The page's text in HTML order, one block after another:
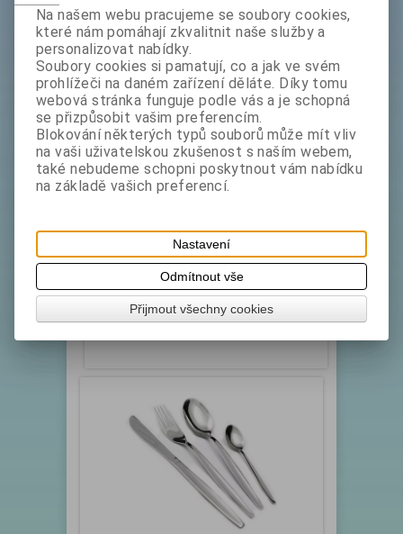
Nůž příbor LENKA B-6 ks
Katalogové číslo:
2002220-06
Skladem exp: 1
Ekonomická linie. Vhodné pro běžné každodenní
použití. Doporučujeme pro školní, závodní
stravování, ale i ...
bez DPH:
ks
Na našem webu pracujeme se soubory cookies,
které nám pomáhají zkvalitnit naše služby a
personalizovat nabídky.
Soubory cookies si pamatují, co a jak ve svém
prohlížeči na daném zařízení děláte. Díky tomu
webová stránka funguje podle vás a je schopná
se přizpůsobit vašim preferencím.
Blokování některých typů souborů může mít vliv
na vaši uživatelskou zkušenost s naším webem,
také nebudeme schopni poskytnout vám nabídku
na základě vašich preferencí.
Nastavení
Odmítnout vše
Přijmout všechny cookies